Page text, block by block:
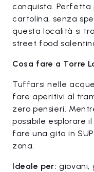
conquista. Perfetta
cartolina, senza
questa località si
street food
Cosa fare a Torre
Tuffarsi nelle
fare aperitivi al
zero pensieri.
possibile esplorare
fare una gita in
zona.
Ideale per: giovani,